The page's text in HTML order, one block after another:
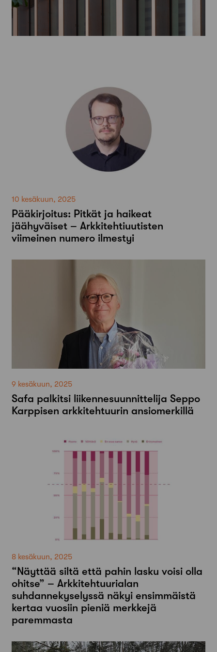
10 kesäkuun, 2025
Pääkirjoitus: Pitkät ja haikeat
jäähyväiset – Arkkitehtiuutisten
viimeinen numero ilmestyi
9 kesäkuun, 2025
Safa palkitsi liikennesuunnittelija Seppo
Karppisen arkkitehtuurin ansiomerkillä
8 kesäkuun, 2025
“Näyttää siltä että pahin lasku voisi olla
ohitse” – Arkkitehtuurialan
suhdannekyselyssä näkyi ensimmäistä
kertaa vuosiin pieniä merkkejä
paremmasta